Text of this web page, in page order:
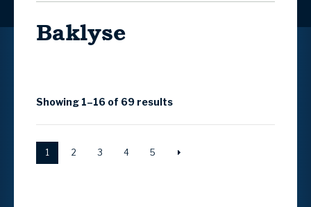
Baklyse
Showing 1–16 of 69 results
1 2 3 4 5